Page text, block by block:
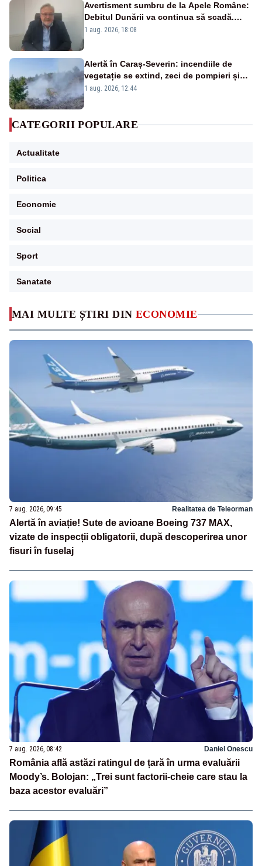
MAI MULTE ȘTIRI DIN ECONOMIE
7 aug. 2026, 09:45 Realitatea de Teleorman
Alertă în aviație! Sute de avioane Boeing 737 MAX,
vizate de inspecții obligatorii, după descoperirea unor
fisuri în fuselaj
7 aug. 2026, 08:42 Daniel Onescu
România află astăzi ratingul de țară în urma evaluării
Moody’s. Bolojan: „Trei sunt factorii-cheie care stau la
baza acestor evaluări”
Avertisment sumbru de la Apele Române:
Debitul Dunării va continua să scadă.
Cernavodă s-ar putea închide în 4 zile
1 aug. 2026, 18:08
Alertă în Caraș-Severin: incendiile de
vegetație se extind, zeci de pompieri și
silvicultori se luptă cu flăcările - VIDEO
1 aug. 2026, 12:44
CATEGORII POPULARE
Actualitate
Politica
Economie
Social
Sport
Sanatate